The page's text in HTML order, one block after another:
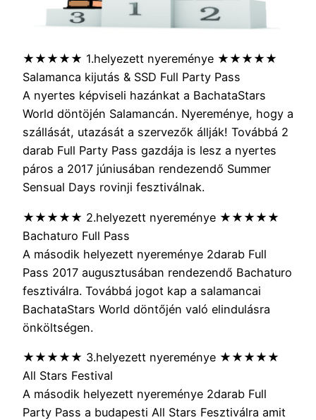
★★★★★ 1.helyezett nyereménye ★★★★★
Salamanca kijutás & SSD Full Party Pass
A nyertes képviseli hazánkat a BachataStars
World döntöjén Salamancán. Nyereménye, hogy a
szállását, utazását a szervezők állják! Továbbá 2
darab Full Party Pass gazdája is lesz a nyertes
páros a 2017 júniusában rendezendő Summer
Sensual Days rovinji fesztiválnak.
★★★★★ 2.helyezett nyereménye ★★★★★
Bachaturo Full Pass
A második helyezett nyereménye 2darab Full
Pass 2017 augusztusában rendezendő Bachaturo
fesztiválra. Továbbá jogot kap a salamancai
BachataStars World döntőjén való elindulásra
önköltségen.
★★★★★ 3.helyezett nyereménye ★★★★★
All Stars Festival
A második helyezett nyereménye 2darab Full
Party Pass a budapesti All Stars Fesztiválra amit